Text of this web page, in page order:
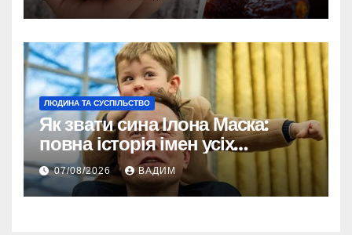
ЛЮДИНА ТА СУСПІЛЬСТВО
Як звати сина Ілона Маска:
повна історія імен усіх
хлопчиків мільярдера
07/08/2026 ВАДИМ